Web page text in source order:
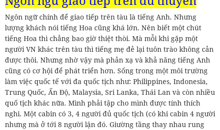
Ngôn ngữ chính để giao tiếp trên tàu là tiếng Anh. Nhưng
lượng khách nói tiếng Hoa cũng khá lớn. Nên biết một chút
tiếng Hoa thì chẳng bao giờ thiệt thòi. Mà mỗi khi gặp một
người VN khác trên tàu thì tiếng mẹ đẻ lại tuôn trào không cản
được thôi. Nhưng nhờ vậy mà phản xạ và khả năng tiếng Anh
cũng có cơ hội để phát triển hơn. Sống trong một môi trường
làm việc quốc tế với đa quốc tịch như: Philippines, Indonesia,
Trung Quốc, Ấn Độ, Malaysia, Sri Lanka, Thái Lan và còn nhiều
quố tịch khác nữa. Mình phải tập cho mình được tính thích
nghi. Một cabin có 3, 4 người đủ quốc tịch (có khi cabin 4 người
nhưng mà ở tới 8 người lận đó. Giường tầng thay nhau rung